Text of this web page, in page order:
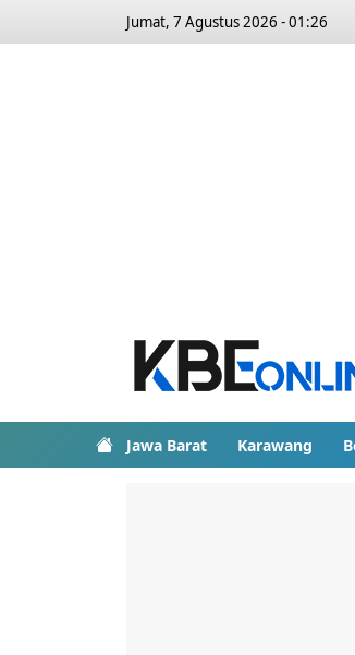
Jumat, 7 Agustus 2026 - 01:26
Jawa Barat Karawang